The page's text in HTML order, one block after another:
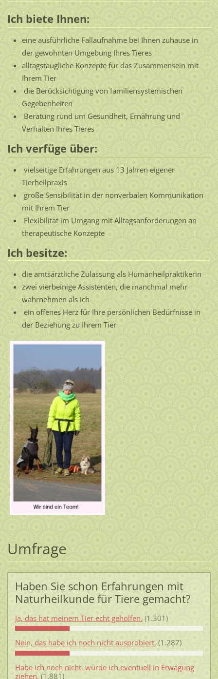
Ich biete Ihnen:
eine ausführliche Fallaufnahme bei Ihnen zuhause in
der gewohnten Umgebung Ihres Tieres
alltagstaugliche Konzepte für das Zusammensein mit
Ihrem Tier
die Berücksichtigung von familiensystemischen
Gegebenheiten
Beratung rund um Gesundheit, Ernährung und
Verhalten Ihres Tieres
Ich verfüge über:
vielseitige Erfahrungen aus 13 Jahren eigener
Tierheilpraxis
große Sensibilität in der nonverbalen Kommunikation
mit Ihrem Tier
Flexibilität im Umgang mit Alltagsanforderungen an
therapeutische Konzepte
Ich besitze:
die amtsärztliche Zulassung als Humanheilpraktikerin
zwei vierbeinige Assistenten, die manchmal mehr
wahrnehmen als ich
ein offenes Herz für Ihre persönlichen Bedürfnisse in
der Beziehung zu Ihrem Tier
Umfrage
Haben Sie schon Erfahrungen mit
Naturheilkunde für Tiere gemacht?
Ja, das hat meinem Tier echt geholfen. (1.301)
Nein, das habe ich noch nicht ausprobiert. (1.287)
Habe ich noch nicht, würde ich eventuell in Erwägung
ziehen. (1.881)